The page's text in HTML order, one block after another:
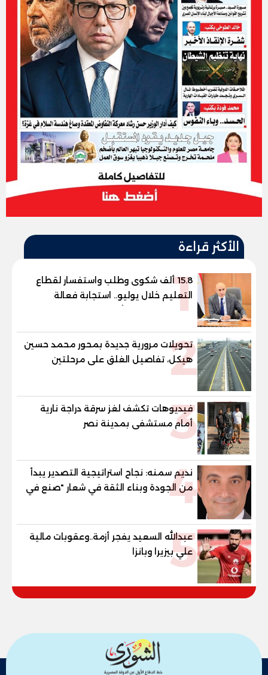
الأكثر قراءة
115.8 ألف شكوى وطلب واستفسار لقطاع
التعليم خلال يوليو.. استجابة فعالة
لشكاوى الطلاب وأولياء الأمور
2
تحويلات مرورية جديدة بمحور محمد حسين
هيكل، تفاصيل الغلق على مرحلتين
3
فيديوهات تكشف لغز سرقة دراجة نارية
أمام مستشفى بمدينة نصر
4
نديم سمنه: نجاح استراتيجية التصدير يبدأ
من الجودة وبناء الثقة في شعار "صنع في
مصر"
5
عبدالله السعيد يفجر أزمة..وعقوبات مالية
علي بيزيرا وبانزا